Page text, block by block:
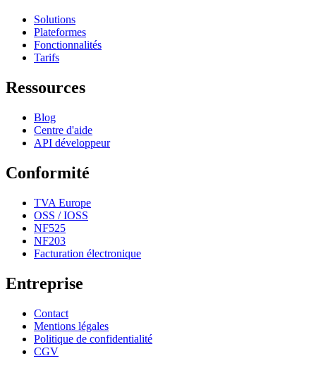
Solutions
Plateformes
Fonctionnalités
Tarifs
Ressources
Blog
Centre d'aide
API développeur
Conformité
TVA Europe
OSS / IOSS
NF525
NF203
Facturation électronique
Entreprise
Contact
Mentions légales
Politique de confidentialité
CGV